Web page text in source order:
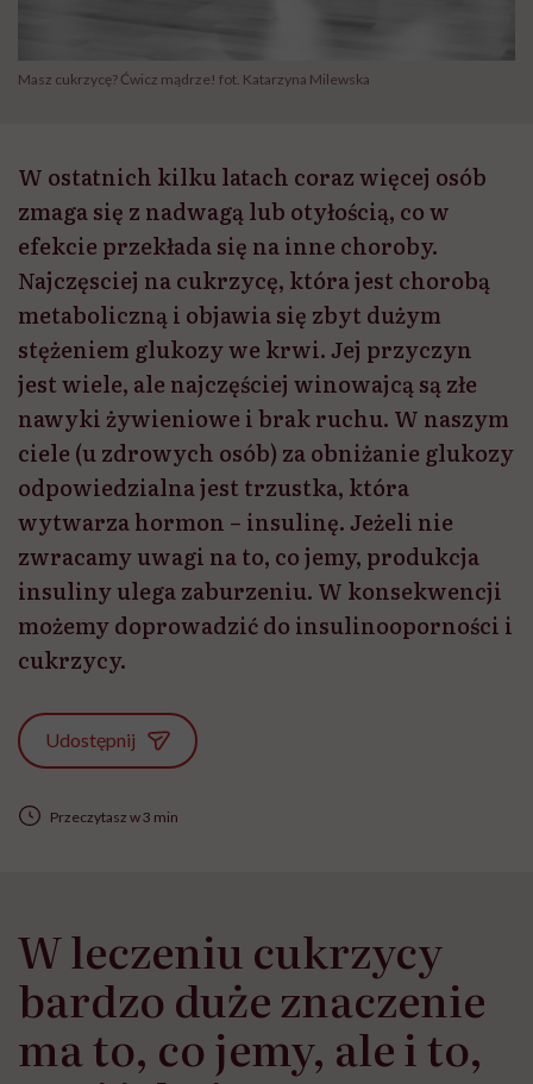
Masz cukrzycę? Ćwicz mądrze! fot. Katarzyna Milewska
W ostatnich kilku latach coraz więcej osób
zmaga się z nadwagą lub otyłością, co w
efekcie przekłada się na inne choroby.
Najczęsciej na cukrzycę, która jest chorobą
metaboliczną i objawia się zbyt dużym
stężeniem glukozy we krwi. Jej przyczyn
jest wiele, ale najczęściej winowajcą są złe
nawyki żywieniowe i brak ruchu. W naszym
ciele (u zdrowych osób) za obniżanie glukozy
odpowiedzialna jest trzustka, która
wytwarza hormon – insulinę. Jeżeli nie
zwracamy uwagi na to, co jemy, produkcja
insuliny ulega zaburzeniu. W konsekwencji
możemy doprowadzić do insulinooporności i
cukrzycy.
Udostępnij
Przeczytasz w 3 min
W leczeniu cukrzycy
bardzo duże znaczenie
ma to, co jemy, ale i to,